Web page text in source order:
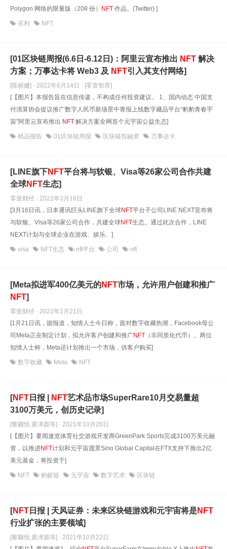
Polygon 网络的限量版（208 份） NFT 作品。(Twitter) ]
宾利 NFT
[01区块链周报(6.6日-6.12日)：阿里云宣布推出 NFT 解决
方案；万事达卡将 Web3 及 NFT引入其支付网络]
[陈丽姗] · 2022年6月14日 · [零壹智库]
[【图片】本报告旨在信息传递，不构成任何投资建议。 1、国内动态 中国支
付清算协会提议推广数字人民币新场景中青报上线数字藏品平台“豹豹青春宇
宙”阿里云宣布推出 NFT 解决方案全网首个元宇宙公益生态]
精品报告 01区块链周报 区块链投融资 万事达卡
[LINE旗下NFT平台将与软银、Visa等26家公司合作共建
全球NFT生态]
零壹财经 · 2022年3月16日
[3月16日讯，日本通讯巨头LINE旗下全球NFT平台子公司LINE NEXT宣布将
与软银、Visa等26家公司合作，共建全球NFT生态。通过此次合作，LINE
NEXT计划与全球企业在游戏、娱乐、]
visa NFT生态 nft平台 公司 nft
[Meta拟进军400亿美元的NFT市场，允许用户创建和推广
NFT]
零壹财经 · 2022年1月21日
[1月21日讯，据报道，知情人士今日称，面对数字收藏热潮，Facebook母公
司Meta正在制定计划，拟允许客户创建和推广NFT （非同质化代币）。两位
知情人士称，Meta还计划推出一个市场，供客户购买]
数字收藏 Meta NFT
[NFT 日报 | NFT艺术品市场SuperRare10月交易量超
3100万美元，创历史记录]
[黎颖恒,黄泽圆等] · 2021年10月26日
[【图片】要闻速览体育社交游戏开发商GreenPark Sports完成3100万美元融
资，以推进NFT计划和元宇宙愿景Sino Global Capital在FTX支持下推出2亿
美元基金，将投资于]
NFT 蚂蚁链 元宇宙 数字艺术 区块链
[NFT 日报 | 天风证券：未来区块链游戏和元宇宙将是NFT
行业扩张的主要领域]
[黎颖恒,黄泽圆等] · 2021年10月22日